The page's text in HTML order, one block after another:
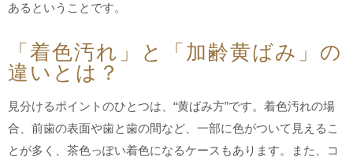
あるということです。
「着色汚れ」と「加齢黄ばみ」の
違いとは？
見分けるポイントのひとつは、“黄ばみ方”です。着色汚れの場
合、前歯の表面や歯と歯の間など、一部に色がついて見えるこ
とが多く、茶色っぽい着色になるケースもあります。また、コ